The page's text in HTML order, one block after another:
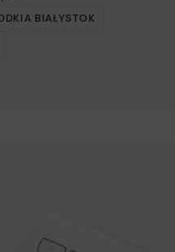
BIAŁYSTOK